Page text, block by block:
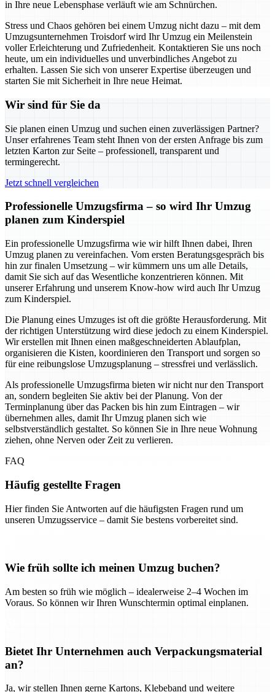
in Ihre neue Lebensphase verläuft wie am Schnürchen.
Stress und Chaos gehören bei einem Umzug nicht dazu – mit dem
Umzugsunternehmen Troisdorf wird Ihr Umzug ein Meilenstein
voller Erleichterung und Zufriedenheit. Kontaktieren Sie uns noch
heute, um ein individuelles und unverbindliches Angebot zu
erhalten. Lassen Sie sich von unserer Expertise überzeugen und
starten Sie mit Sicherheit in Ihre neue Heimat.
Wir sind für Sie da
Sie planen einen Umzug und suchen einen zuverlässigen Partner?
Unser erfahrenes Team steht Ihnen von der ersten Anfrage bis zum
letzten Karton zur Seite – professionell, transparent und
termingerecht.
Jetzt schnell vergleichen
Professionelle Umzugsfirma – so wird Ihr Umzug
planen zum Kinderspiel
Ein professionelle Umzugsfirma wie wir hilft Ihnen dabei, Ihren
Umzug planen zu vereinfachen. Vom ersten Beratungsgespräch bis
hin zur finalen Umsetzung – wir kümmern uns um alle Details,
damit Sie sich auf das Wesentliche konzentrieren können. Mit
unserer Erfahrung und unserem Know-how wird auch Ihr Umzug
zum Kinderspiel.
Die Planung eines Umzuges ist oft die größte Herausforderung. Mit
der richtigen Unterstützung wird diese jedoch zu einem Kinderspiel.
Wir erstellen mit Ihnen einen maßgeschneiderten Ablaufplan,
organisieren die Kisten, koordinieren den Transport und sorgen so
für eine reibungslose Umzugsplanung – stressfrei und verlässlich.
Als professionelle Umzugsfirma bieten wir nicht nur den Transport
an, sondern begleiten Sie aktiv bei der Planung. Von der
Terminplanung über das Packen bis hin zum Eintragen – wir
übernehmen alles, damit Ihr Umzug planen sich wie
selbstverständlich gestaltet. So können Sie in Ihre neue Wohnung
ziehen, ohne Nerven oder Zeit zu verlieren.
FAQ
Häufig gestellte Fragen
Hier finden Sie Antworten auf die häufigsten Fragen rund um
unseren Umzugsservice – damit Sie bestens vorbereitet sind.
Wie früh sollte ich meinen Umzug buchen?
Am besten so früh wie möglich – idealerweise 2–4 Wochen im
Voraus. So können wir Ihren Wunschtermin optimal einplanen.
Bietet Ihr Unternehmen auch Verpackungsmaterial
an?
Ja, wir stellen Ihnen gerne Kartons, Klebeband und weitere